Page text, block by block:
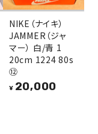
NIKE（ナイキ）
JAMMER（ジャ
マー） 白/青 1
20cm 1224 80s
⑫
¥ 20,000